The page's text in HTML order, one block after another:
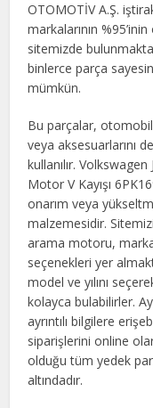
OTOMOTİV A.Ş.
markalarının
sitemizde
binlerce parça
mümkün.
Bu parçalar,
veya aksesuarlarını
kullanılır.
Motor V Kayışı
onarım veya
malzemesidir.
arama motoru,
seçenekleri yer
model ve yılını
kolayca bulabilirler.
ayrıntılı bilgilere
siparişlerini online
olduğu tüm yedek
altındadır.